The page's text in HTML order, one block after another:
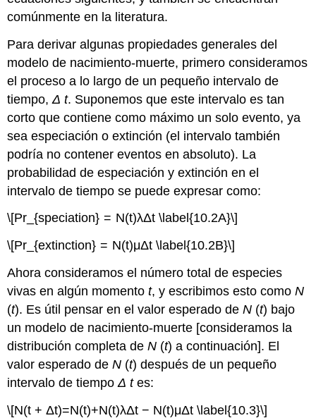
comúnmente en la literatura.
Para derivar algunas propiedades generales del
modelo de nacimiento-muerte, primero consideramos
el proceso a lo largo de un pequeño intervalo de
tiempo,Δ t. Suponemos que este intervalo es tan
corto que contiene como máximo un solo evento, ya
sea especiación o extinción (el intervalo también
podría no contener eventos en absoluto). La
probabilidad de especiación y extinción en el
intervalo de tiempo se puede expresar como:
\[Pr_{speciation} = N(t)λΔt \label{10.2A}\]
\[Pr_{extinction} = N(t)μΔt \label{10.2B}\]
Ahora consideramos el número total de especies
vivas en algún momentot, y escribimos esto comoN
(t). Es útil pensar en el valor esperado deN (t) bajo
un modelo de nacimiento-muerte [consideramos la
distribución completa deN (t) a continuación]. El
valor esperado deN (t) después de un pequeño
intervalo de tiempoΔ tes:
\[N(t + Δt)=N(t)+N(t)λΔt − N(t)μΔt \label{10.3}\]